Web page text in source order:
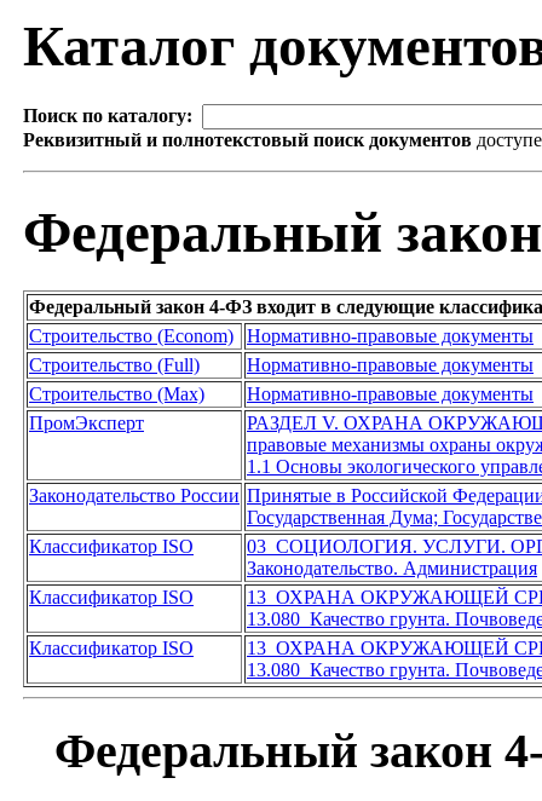
Каталог
Поиск по каталогу:
Реквизитный и полнотекстовый поиск документов
Федеральный
Федеральный закон 4-ФЗ входит в следующие
Строительство (Econom)
Нормативно-правовые документы
Строительство (Full)
Нормативно-правовые документы
Строительство (Max)
Нормативно-правовые документы
ПромЭксперт
РАЗДЕЛ V. ОХРАНА
правовые механизмы охраны
1.1 Основы экологического
Законодательство России Принятые в Российской
Государственная Дума;
Классификатор ISO
03 СОЦИОЛОГИЯ. УСЛУГИ.
Законодательство. Администрация
Классификатор ISO
13 ОХРАНА ОКРУЖАЮЩЕЙ
13.080 Качество грунта.
Классификатор ISO
13 ОХРАНА ОКРУЖАЮЩЕЙ
13.080 Качество грунта.
Федеральный закон